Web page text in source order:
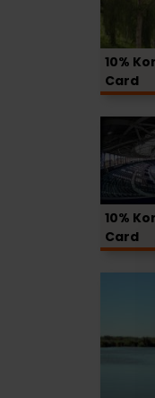
fartons
10%
Card
Valencia
10%
Card
door
het
stadion
Ciutat
de
naar